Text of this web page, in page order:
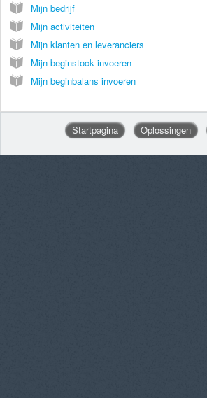
Mijn bedrijf
Mijn activiteiten
Mijn klanten en leveranciers
Mijn beginstock invoeren
Mijn beginbalans invoeren
Startpagina Oplossingen